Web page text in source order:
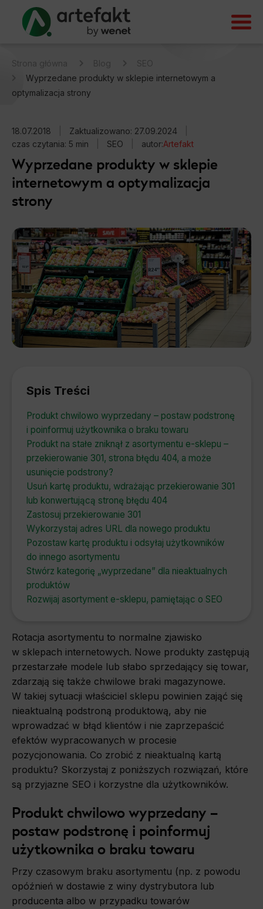
Strona główna Blog
SEO
Wyprzedane produkty w sklepie internetowym a
optymalizacja strony
18.07.2018 Zaktualizowano: 27.09.2024
czas czytania: 5 min
SEO autor:Artefakt
Wyprzedane produkty w sklepie
internetowym a optymalizacja
strony
Spis Treści
Produkt chwilowo wyprzedany – postaw podstronę
i poinformuj użytkownika o braku towaru
Produkt na stałe zniknął z asortymentu e-sklepu –
przekierowanie 301, strona błędu 404, a może
usunięcie podstrony?
Usuń kartę produktu, wdrażając przekierowanie 301
lub konwertującą stronę błędu 404
Zastosuj przekierowanie 301
Wykorzystaj adres URL dla nowego produktu
Pozostaw kartę produktu i odsyłaj użytkowników
do innego asortymentu
Stwórz kategorię „wyprzedane” dla nieaktualnych
produktów
Rozwijaj asortyment e-sklepu, pamiętając o SEO
Rotacja asortymentu to normalne zjawisko
w sklepach internetowych. Nowe produkty zastępują
przestarzałe modele lub słabo sprzedający się towar,
zdarzają się także chwilowe braki magazynowe.
W takiej sytuacji właściciel sklepu powinien zająć się
nieaktualną podstroną produktową, aby nie
wprowadzać w błąd klientów i nie zaprzepaścić
efektów wypracowanych w procesie
pozycjonowania. Co zrobić z nieaktualną kartą
produktu? Skorzystaj z poniższych rozwiązań, które
są przyjazne SEO i korzystne dla użytkowników.
Produkt chwilowo wyprzedany –
postaw podstronę i poinformuj
użytkownika o braku towaru
Przy czasowym braku asortymentu (np. z powodu
opóźnień w dostawie z winy dystrybutora lub
producenta albo w przypadku towarów